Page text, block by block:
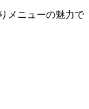
メニューの魅力で